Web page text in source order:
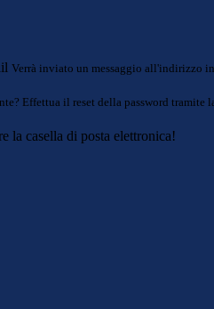
Verrà inviato un messaggio all'indirizzo
Effettua il reset della password tramite
la casella di posta elettronica!